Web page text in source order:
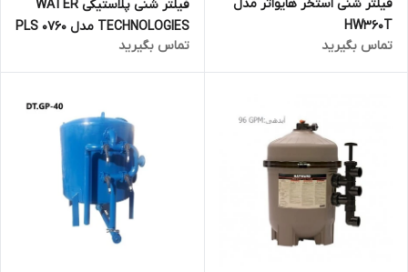
فیلتر شنی استخر هایواتر مدل
HW360T
تماس بگیرید
فیلتر شنی پلاستیکی WATER
TECHNOLOGIES مدل PLS 0760
تماس بگیرید